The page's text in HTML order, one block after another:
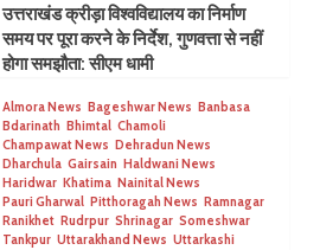
उत्तराखंड क्रीड़ा विश्वविद्यालय का निर्माण
समय पर पूरा करने के निर्देश, गुणवत्ता से नहीं
होगा समझौता: सीएम धामी
Almora News Bageshwar News Banbasa
Bdarinath Bhimtal Chamoli
Champawat News Dehradun News
Dharchula Gairsain Haldwani News
Haridwar Khatima Nainital News
Pauri Gharwal Pitthoragah News Ramnagar
Ranikhet Rudrpur Shrinagar Someshwar
Tankpur Uttarakhand News Uttarkashi